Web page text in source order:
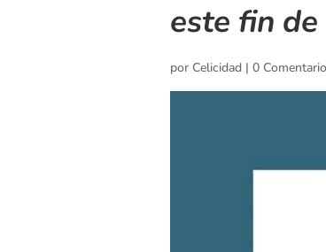
este fin
por Celicidad | 0